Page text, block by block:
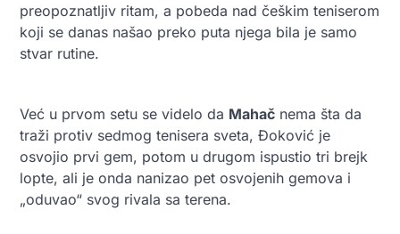
preopoznatljiv ritam, a pobeda nad češkim teniserom
koji se danas našao preko puta njega bila je samo
stvar rutine.
Već u prvom setu se videlo da Mahač nema šta da
traži protiv sedmog tenisera sveta, Đoković je
osvojio prvi gem, potom u drugom ispustio tri brejk
lopte, ali je onda nanizao pet osvojenih gemova i
„oduvao“ svog rivala sa terena.